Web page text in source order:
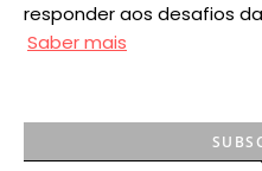
responder aos desafios
Saber mais